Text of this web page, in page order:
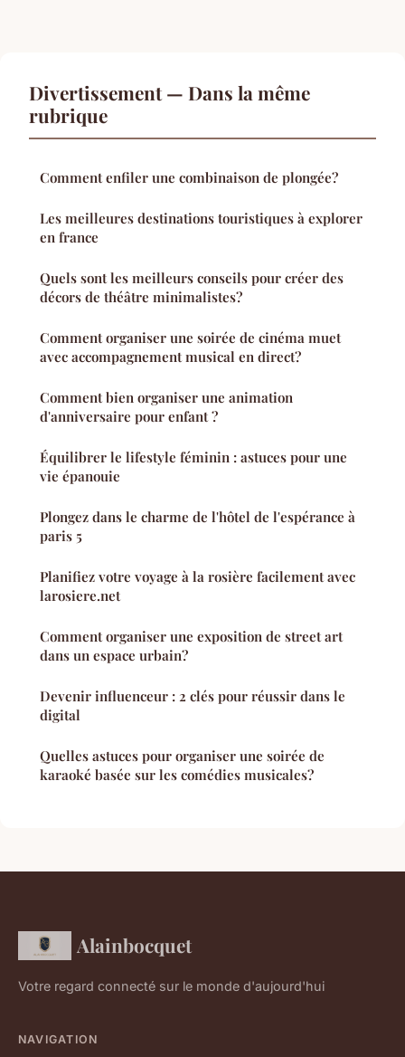
Divertissement — Dans la même
rubrique
Comment enfiler une combinaison de plongée?
Les meilleures destinations touristiques à explorer
en france
Quels sont les meilleurs conseils pour créer des
décors de théâtre minimalistes?
Comment organiser une soirée de cinéma muet
avec accompagnement musical en direct?
Comment bien organiser une animation
d'anniversaire pour enfant ?
Équilibrer le lifestyle féminin : astuces pour une
vie épanouie
Plongez dans le charme de l'hôtel de l'espérance à
paris 5
Planifiez votre voyage à la rosière facilement avec
larosiere.net
Comment organiser une exposition de street art
dans un espace urbain?
Devenir influenceur : 2 clés pour réussir dans le
digital
Quelles astuces pour organiser une soirée de
karaoké basée sur les comédies musicales?
Alainbocquet
Votre regard connecté sur le monde d'aujourd'hui
NAVIGATION